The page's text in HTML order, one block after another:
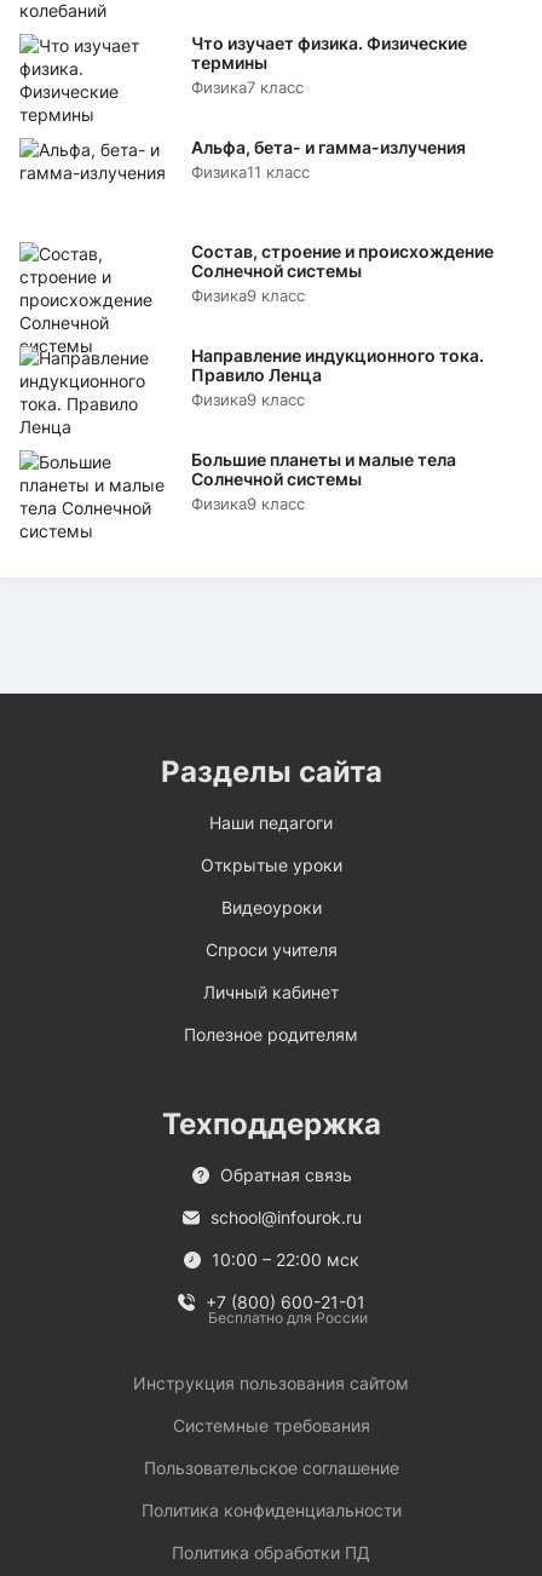
Что изучает физика. Физические
термины
Физика7 класс
Альфа, бета- и гамма-излучения
Физика11 класс
Состав, строение и происхождение
Солнечной системы
Физика9 класс
Направление индукционного тока.
Правило Ленца
Физика9 класс
Большие планеты и малые тела
Солнечной системы
Физика9 класс
Разделы сайта
Наши педагоги
Открытые уроки
Видеоуроки
Спроси учителя
Личный кабинет
Полезное родителям
Техподдержка
Обратная связь
school@infourok.ru
10:00 – 22:00 мск
+7 (800) 600-21-01
Бесплатно для России
Инструкция пользования сайтом
Системные требования
Пользовательское соглашение
Политика конфиденциальности
Политика обработки ПД